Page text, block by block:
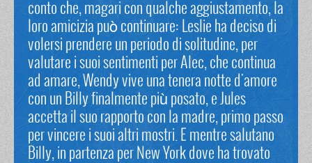
conto che, magari con qualche aggiustamento, la
loro amicizia può continuare: Leslie ha deciso di
volersi prendere un periodo di solitudine, per
valutare i suoi sentimenti per Alec, che continua
ad amare, Wendy vive una tenera notte d'amore
con un Billy finalmente più posato, e Jules
accetta il suo rapporto con la madre, primo passo
per vincere i suoi altri mostri. E mentre salutano
Billy, in partenza per New York dove ha trovato